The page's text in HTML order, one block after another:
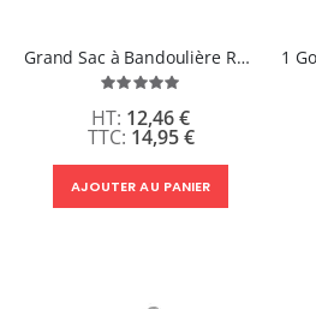
Grand Sac à Bandoulière Rectangle
Évaluation:
14,95 €
12,46 €
AJOUTER AU PANIER